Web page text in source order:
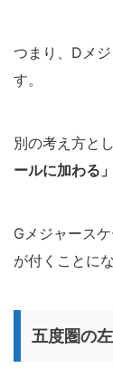
つまり、Dメ
す。
別の考え方とし
ールに加わる」
Gメジャース
が付くことに
五度圏の